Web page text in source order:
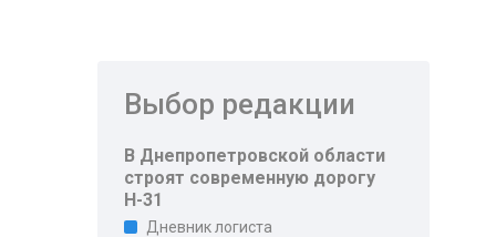
Выбор редакции
В Днепропетровской области
строят современную дорогу
Н-31
Дневник логиста